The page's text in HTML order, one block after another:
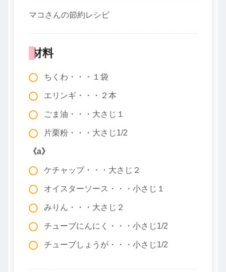
マコさんの節約レシピ
材料
ちくわ・・・１袋
エリンギ・・・２本
ごま油・・・大さじ１
片栗粉・・・大さじ1/2
《a》
ケチャップ・・・大さじ２
オイスターソース・・・小さじ１
みりん・・・大さじ２
チューブにんにく・・・小さじ1/2
チューブしょうが・・・小さじ1/2